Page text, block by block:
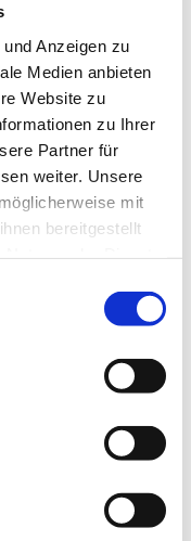
Anzeigen zu
Medien anbieten
Website zu
zu Ihrer
Partner für
weiter. Unsere
mit
bereitgestellt